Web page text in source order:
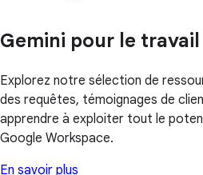
Gemini pour le travail
Explorez notre sélection de
des requêtes, témoignages de
apprendre à exploiter tout le
Google Workspace.
En savoir plus